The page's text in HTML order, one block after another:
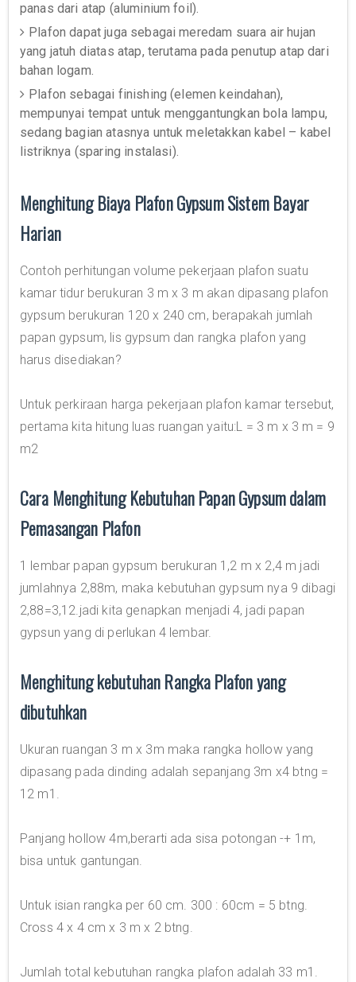
panas dari atap (aluminium foil).
Plafon dapat juga sebagai meredam suara air hujan
yang jatuh diatas atap, terutama pada penutup atap dari
bahan logam.
Plafon sebagai finishing (elemen keindahan),
mempunyai tempat untuk menggantungkan bola lampu,
sedang bagian atasnya untuk meletakkan kabel – kabel
listriknya (sparing instalasi).
Menghitung Biaya Plafon Gypsum Sistem Bayar
Harian
Contoh perhitungan volume pekerjaan plafon suatu
kamar tidur berukuran 3 m x 3 m akan dipasang plafon
gypsum berukuran 120 x 240 cm, berapakah jumlah
papan gypsum, lis gypsum dan rangka plafon yang
harus disediakan?
Untuk perkiraan harga pekerjaan plafon kamar tersebut,
pertama kita hitung luas ruangan yaitu:L = 3 m x 3 m = 9
m2
Cara Menghitung Kebutuhan Papan Gypsum dalam
Pemasangan Plafon
1 lembar papan gypsum berukuran 1,2 m x 2,4 m jadi
jumlahnya 2,88m, maka kebutuhan gypsum nya 9 dibagi
2,88=3,12.jadi kita genapkan menjadi 4, jadi papan
gypsun yang di perlukan 4 lembar.
Menghitung kebutuhan Rangka Plafon yang
dibutuhkan
Ukuran ruangan 3 m x 3m maka rangka hollow yang
dipasang pada dinding adalah sepanjang 3m x4 btng =
12 m1.
Panjang hollow 4m,berarti ada sisa potongan -+ 1m,
bisa untuk gantungan.
Untuk isian rangka per 60 cm. 300 : 60cm = 5 btng.
Cross 4 x 4 cm x 3 m x 2 btng.
Jumlah total kebutuhan rangka plafon adalah 33 m1.